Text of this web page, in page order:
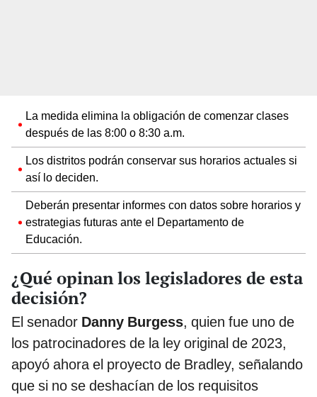
La medida elimina la obligación de comenzar clases
después de las 8:00 o 8:30 a.m.
Los distritos podrán conservar sus horarios actuales si
así lo deciden.
Deberán presentar informes con datos sobre horarios y
estrategias futuras ante el Departamento de
Educación.
¿Qué opinan los legisladores de esta
decisión?
El senador Danny Burgess, quien fue uno de
los patrocinadores de la ley original de 2023,
apoyó ahora el proyecto de Bradley, señalando
que si no se deshacían de los requisitos